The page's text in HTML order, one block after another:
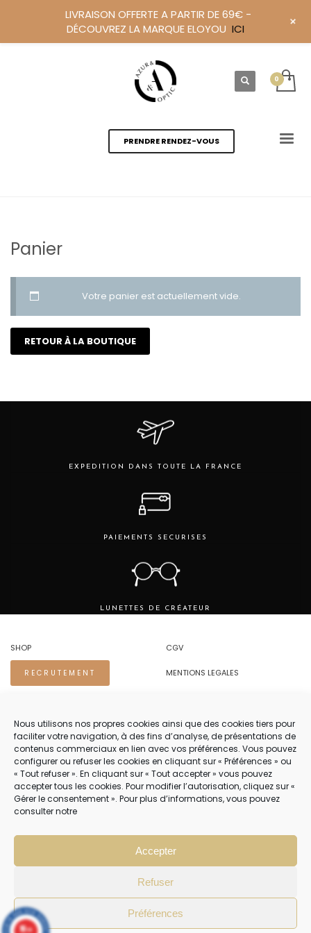
Nous utilisons nos propres cookies ainsi que des cookies tiers pour
faciliter votre navigation, à des fins d’analyse, de présentations de
contenus commerciaux en lien avec vos préférences. Vous pouvez
configurer ou refuser les cookies en cliquant sur « Préférences » ou
« Tout refuser ». En cliquant sur « Tout accepter » vous pouvez
accepter tous les cookies. Pour modifier l’autorisation, cliquez sur «
Gérer le consentement ». Pour plus d’informations, vous pouvez
consulter notre
Accepter
Refuser
Préférences
PRENDRE RENDEZ-VOUS
Panier
Votre panier est actuellement vide.
RETOUR À LA BOUTIQUE
EXPEDITION DANS TOUTE LA FRANCE
PAIEMENTS SECURISES
LUNETTES DE CRÉATEUR
SHOP
RECRUTEMENT
CGV
MENTIONS LEGALES
NOUS CONTACTER.
TEL 04 94 83 73 22
PRENDRE RENDEZ-VOUS 04 94 83 73 22
12H30 PUIS DE 13H30 À 18H30
LIVRAISON OFFERTE A PARTIR DE 69€ -
DÉCOUVREZ LA MARQUE ELOYOU ICI +
10/10